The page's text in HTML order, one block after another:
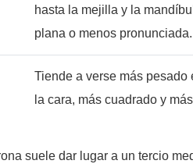
hasta la mejilla y la
plana o menos pronunciada.
Tiende a verse más pesado
la cara, más cuadrado y
suele dar lugar a un tercio